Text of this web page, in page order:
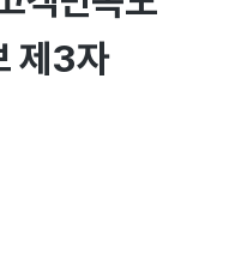
제3자